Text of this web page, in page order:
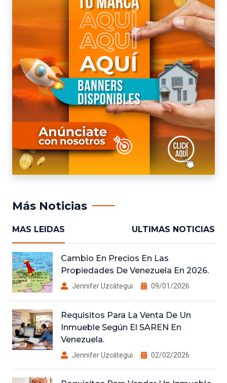
Más Noticias
MAS LEIDAS ULTIMAS NOTICIAS
Cambio En Precios En Las
Propiedades De Venezuela En 2026.
Jennifer Uzcátegui 09/01/2026
Requisitos Para La Venta De Un
Inmueble Según El SAREN En
Venezuela.
Jennifer Uzcátegui 02/02/2026